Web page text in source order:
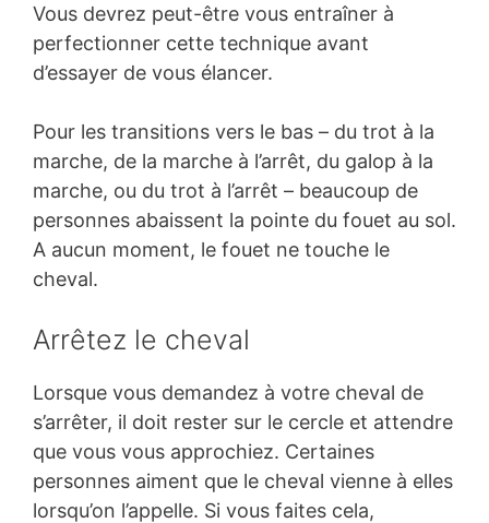
Vous devrez peut-être vous entraîner à
perfectionner cette technique avant
d’essayer de vous élancer.
Pour les transitions vers le bas – du trot à la
marche, de la marche à l’arrêt, du galop à la
marche, ou du trot à l’arrêt – beaucoup de
personnes abaissent la pointe du fouet au sol.
A aucun moment, le fouet ne touche le
cheval.
Arrêtez le cheval
Lorsque vous demandez à votre cheval de
s’arrêter, il doit rester sur le cercle et attendre
que vous vous approchiez. Certaines
personnes aiment que le cheval vienne à elles
lorsqu’on l’appelle. Si vous faites cela,